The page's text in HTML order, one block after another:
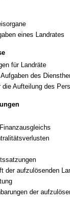
eines Landrates
für Landräte
des
die Aufteilung des
der aufzulösenden
der